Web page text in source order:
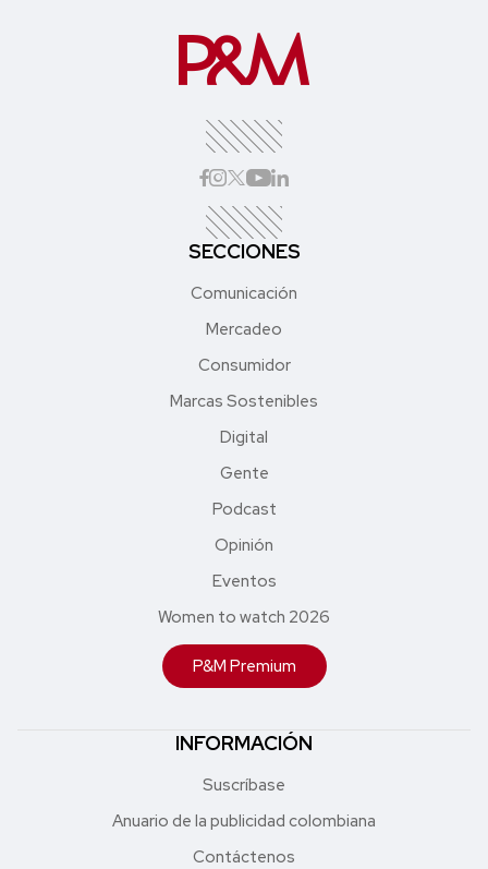
SECCIONES
Comunicación
Mercadeo
Consumidor
Marcas Sostenibles
Digital
Gente
Podcast
Opinión
Eventos
Women to watch 2026
P&M Premium
INFORMACIÓN
Suscríbase
Anuario de la publicidad colombiana
Contáctenos